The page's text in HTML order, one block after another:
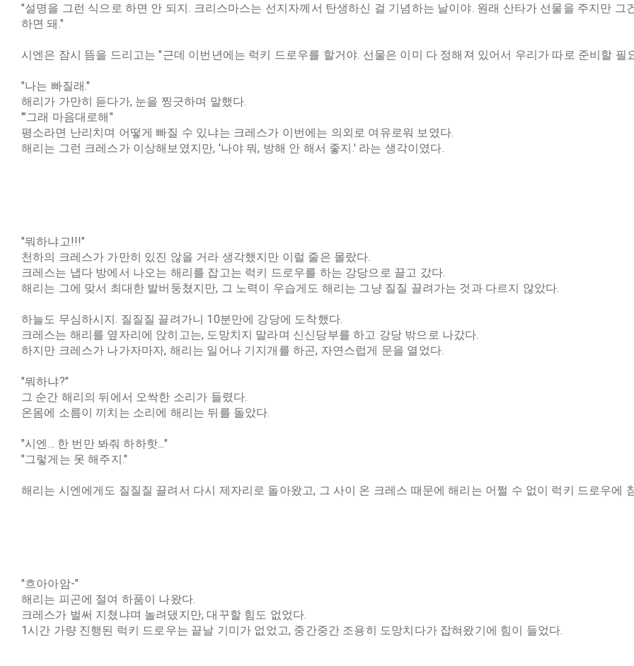
"설명을 그런 식으로 하면 안 되지. 크리스마스는 선지자께서 탄생하신 걸 기념하는 날이야. 원래 산타가 선물을 주지만
하면 돼."
시엔은 잠시 뜸을 드리고는 "근데 이번년에는 럭키 드로우를 할거야. 선물은 이미 다 정해져 있어서 우리가 따로 준비할 필
"나는 빠질래."
해리가 가만히 듣다가, 눈을 찡긋하며 말했다.
'"그래 마음대로해"
평소라면 난리치며 어떻게 빠질 수 있냐는 크레스가 이번에는 의외로 여유로워 보였다.
해리는 그런 크레스가 이상해보였지만, '나야 뭐, 방해 안 해서 좋지.' 라는 생각이였다.
"뭐하냐고!!!"
천하의 크레스가 가만히 있진 않을 거라 생각했지만 이럴 줄은 몰랐다.
크레스는 냅다 방에서 나오는 해리를 잡고는 럭키 드로우를 하는 강당으로 끌고 갔다.
해리는 그에 맞서 최대한 발버둥쳤지만, 그 노력이 우습게도 해리는 그냥 질질 끌려가는 것과 다르지 않았다.
하늘도 무심하시지. 질질질 끌려가니 10분만에 강당에 도착했다.
크레스는 해리를 옆자리에 앉히고는, 도망치지 말라며 신신당부를 하고 강당 밖으로 나갔다.
하지만 크레스가 나가자마자, 해리는 일어나 기지개를 하곤, 자연스럽게 문을 열었다.
"뭐하냐?"
그 순간 해리의 뒤에서 오싹한 소리가 들렸다.
온몸에 소름이 끼치는 소리에 해리는 뒤를 돌았다.
"시엔... 한 번만 봐줘 하하핫..."
"그렇게는 못 해주지."
해리는 시엔에게도 질질질 끌려서 다시 제자리로 돌아왔고, 그 사이 온 크레스 때문에 해리는 어쩔 수 없이 럭키 드로우에
"흐아아암-"
해리는 피곤에 절여 하품이 나왔다.
크레스가 벌써 지쳤냐며 놀려댔지만, 대꾸할 힘도 없었다.
1시간 가량 진행된 럭키 드로우는 끝날 기미가 없었고, 중간중간 조용히 도망치다가 잡혀왔기에 힘이 들었다.